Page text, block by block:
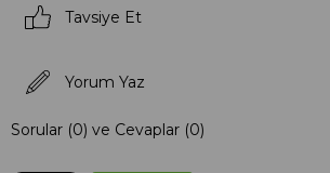
Tavsiye Et
Yorum Yaz
Sorular (0) ve Cevaplar (0)